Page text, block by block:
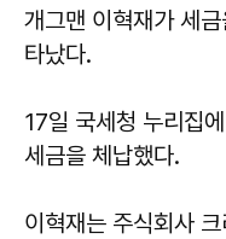
개그맨 이혁재가 세
타났다.
17일 국세청 누리집
세금을 체납했다.
이혁재는 주식회사